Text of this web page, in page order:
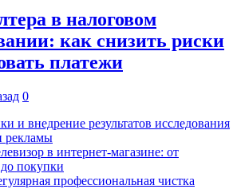
в налоговом
как снизить риски
платежи
0
и внедрение результатов исследования
рекламы
в интернет-магазине: от
покупки
профессиональная чистка